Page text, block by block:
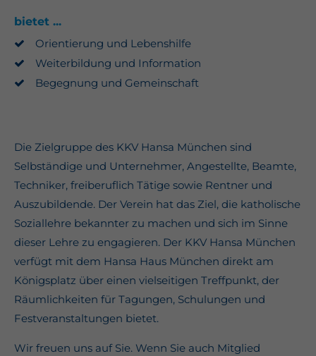
bietet ...
Orientierung und Lebenshilfe
Weiterbildung und Information
Begegnung und Gemeinschaft
Die Zielgruppe des KKV Hansa München sind
Selbständige und Unternehmer, Angestellte, Beamte,
Techniker, freiberuflich Tätige sowie Rentner und
Auszubildende. Der Verein hat das Ziel, die katholische
Soziallehre bekannter zu machen und sich im Sinne
dieser Lehre zu engagieren. Der KKV Hansa München
verfügt mit dem Hansa Haus München direkt am
Königsplatz über einen vielseitigen Treffpunkt, der
Räumlichkeiten für Tagungen, Schulungen und
Festveranstaltungen bietet.
Wir freuen uns auf Sie. Wenn Sie auch Mitglied